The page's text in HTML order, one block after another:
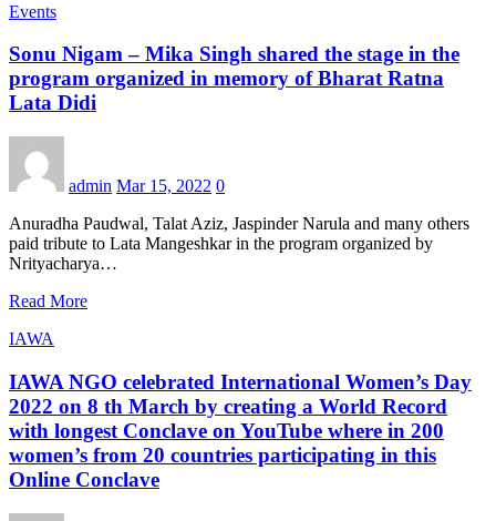
Events
Sonu Nigam – Mika Singh shared the stage in the
program organized in memory of Bharat Ratna
Lata Didi
admin Mar 15, 2022 0
Anuradha Paudwal, Talat Aziz, Jaspinder Narula and many others
paid tribute to Lata Mangeshkar in the program organized by
Nrityacharya…
Read More
IAWA
IAWA NGO celebrated International Women’s Day
2022 on 8 th March by creating a World Record
with longest Conclave on YouTube where in 200
women’s from 20 countries participating in this
Online Conclave